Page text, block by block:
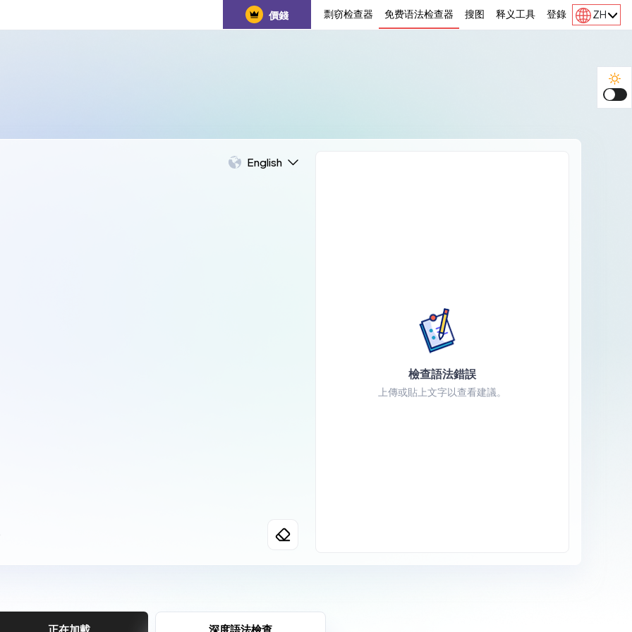
價錢 剽窃检查器 免费语法检查器 搜图 释义工具 登錄 ZH
English
檢查語法錯誤
上傳或貼上文字以查看建議。
正在加載 深度語法檢查